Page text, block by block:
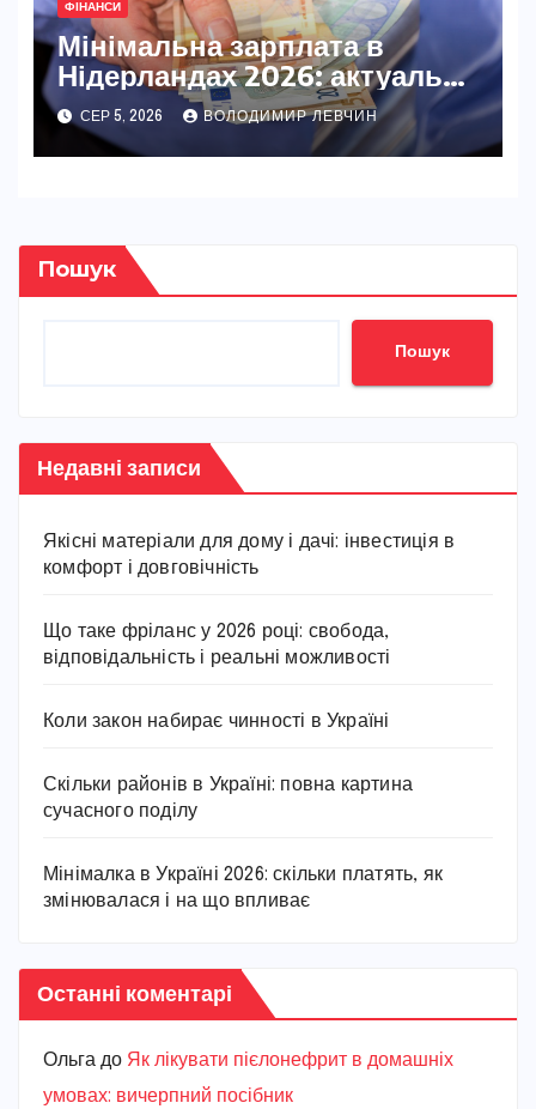
ФІНАНСИ
Мінімальна зарплата в
Нідерландах 2026: актуальні
ставки та повний розбір
СЕР 5, 2026 ВОЛОДИМИР ЛЕВЧИН
Пошук
Пошук
Недавні записи
Якісні матеріали для дому і дачі: інвестиція в
комфорт і довговічність
Що таке фріланс у 2026 році: свобода,
відповідальність і реальні можливості
Коли закон набирає чинності в Україні
Скільки районів в Україні: повна картина
сучасного поділу
Мінімалка в Україні 2026: скільки платять, як
змінювалася і на що впливає
Останні коментарі
Ольга до Як лікувати пієлонефрит в домашніх
умовах: вичерпний посібник